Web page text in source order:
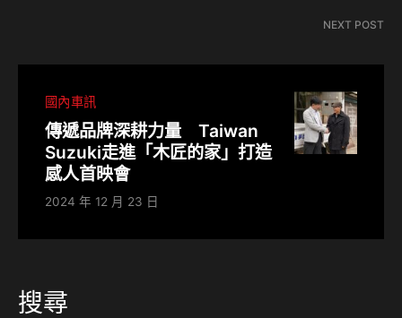
NEXT POST
國內車訊
傳遞品牌深耕力量 Taiwan
Suzuki走進「木匠的家」打造
感人首映會
2024 年 12 月 23 日
搜尋